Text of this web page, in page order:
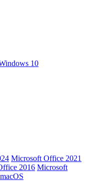
10
Microsoft Office 2021
2016 Microsoft